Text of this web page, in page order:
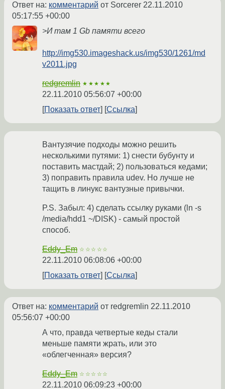
Ответ на: комментарий от Sorcerer 22.11.2010
05:17:55 +00:00
>И там 1 Gb памяти всего
http://img530.imageshack.us/img530/1261/md
v2011.jpg
redgremlin ★★★★★
22.11.2010 05:56:07 +00:00
Показать ответ
Ссылка
Вантузячие подходы можно решить
несколькими путями: 1) снести бубунту и
поставить мастдай; 2) пользоваться кедами;
3) поправить правила udev. Но лучше не
тащить в линукс вантузные привычки.
P.S. Забыл: 4) сделать ссылку руками (ln -s
/media/hdd1 ~/DISK) - самый простой
способ.
Eddy_Em ☆☆☆☆☆
22.11.2010 06:08:06 +00:00
Показать ответ
Ссылка
Ответ на: комментарий от redgremlin 22.11.2010
05:56:07 +00:00
А что, правда четвертые кеды стали
меньше памяти жрать, или это
«облегченная» версия?
Eddy_Em ☆☆☆☆☆
22.11.2010 06:09:23 +00:00